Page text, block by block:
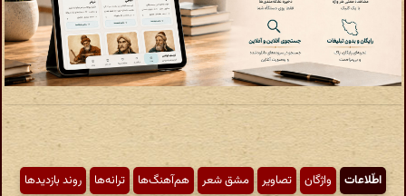
اطّلاعات واژگان تصاویر مشق شعر هم‌آهنگ‌ها ترانه‌ها
روند بازدیدها